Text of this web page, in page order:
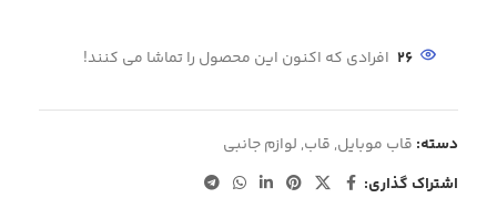
26 افرادی که اکنون این محصول را تماشا می کنند!
دسته: قاب موبایل, قاب, لوازم جانبی
اشتراک گذاری: